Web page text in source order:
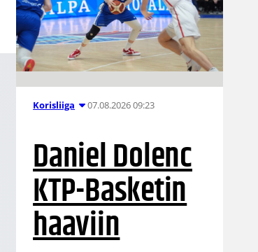
Korisliiga 07.08.2026 09:23
Daniel Dolenc
KTP-Basketin
haaviin